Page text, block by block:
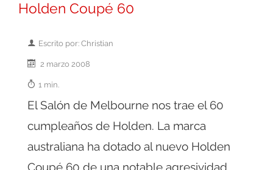
Holden Coupé 60
Escrito por: Christian
2 marzo 2008
1 min.
El Salón de Melbourne nos trae el 60
cumpleaños de Holden. La marca
australiana ha dotado al nuevo Holden
Coupé 60 de una notable agresividad